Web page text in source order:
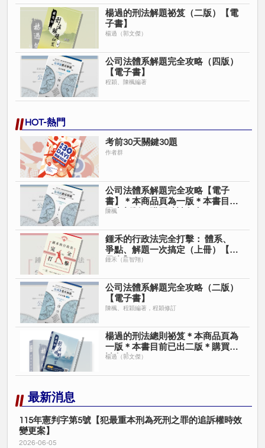
楊過的刑法解題祕笈（二版）【電
子書】
楊過（郭文傑）
公司法體系解題完全攻略（四版）
【電子書】
程穎、陳楓編著
HOT-熱門
考前30天關鍵30題
作者群
公司法體系解題完全攻略【電子
書】＊本商品頁為一版＊本書目前
已出新版＊購買時請留意＊
陳楓
鍾禾的行政法完全打擊： 體系、
爭點、解題一次搞定（上冊）【電
子書】
鍾禾（莊智翔）
公司法體系解題完全攻略（二版）
【電子書】
陳楓、程穎編著，程穎修訂
楊過的刑法總則祕笈＊本商品頁為
一版＊本書目前已出二版＊購買時
請留意＊
楊過（郭文傑）
最新消息
115年憲判字第5號【犯最重本刑為死刑之罪的追訴權時效
變更案】
2026-06-05